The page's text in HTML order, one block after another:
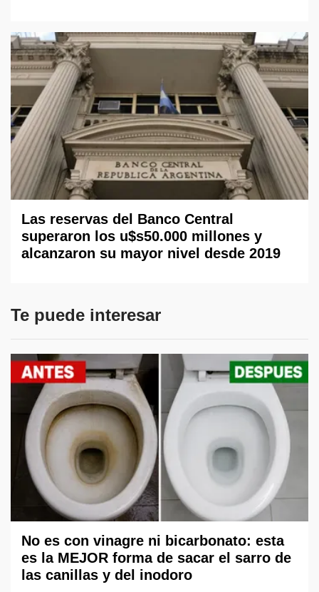
Las reservas del Banco Central
superaron los u$s50.000 millones y
alcanzaron su mayor nivel desde 2019
Te puede interesar
No es con vinagre ni bicarbonato: esta
es la MEJOR forma de sacar el sarro de
las canillas y del inodoro